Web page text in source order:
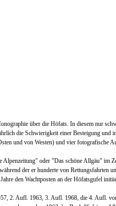
über die Höfats. In diesem nur
die Schwierigkeit einer Besteigung und
und von Westen) und vier fotografische
oder "Das schöne Allgäu" im
der er hunderte von Rettungsfahrten
den Wachtposten an der Höfatsgufel
2. Aufl. 1963, 3. Aufl. 1968, die 4. Aufl.